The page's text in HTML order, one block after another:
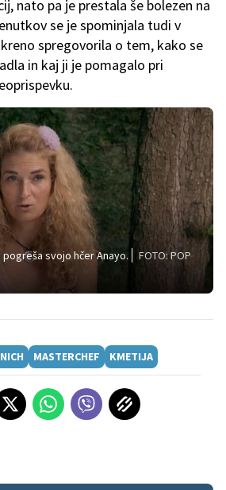
nato pa je prestala še bolezen na
se je spominjala tudi v
spregovorila o tem, kako se
in kaj ji je pomagalo pri
svojo hčer Anayo.
FOTO: POP
MASTERCHEF KMETIJA